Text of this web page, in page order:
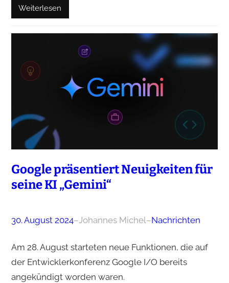
Weiterlesen
Google präsentiert Neuigkeiten für
seine KI „Gemini“
30. August 2024–Johannes Michel–Nachrichten
Am 28. August starteten neue Funktionen, die auf
der Entwicklerkonferenz Google I/O bereits
angekündigt worden waren.